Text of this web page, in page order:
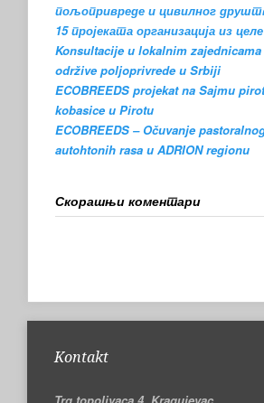
пољопривреде и цивилног
15 пројеката организација из
Konsultacije u lokalnim
održive poljoprivrede u Srbiji
ECOBREEDS projekat na Sajmu
kobasice u Pirotu
ECOBREEDS – Očuvanje
autohtonih rasa u ADRION regionu
Скорашњи коментари
Kontakt